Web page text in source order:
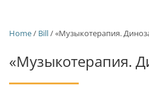
Home/ Bill/ «Музыкотерапия.
«Музыкотерапия.